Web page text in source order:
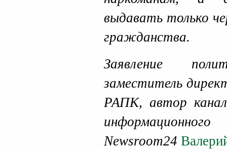
выдавать только
гражданства.
Заявление
заместитель
РАПК, автор
Newsroom24